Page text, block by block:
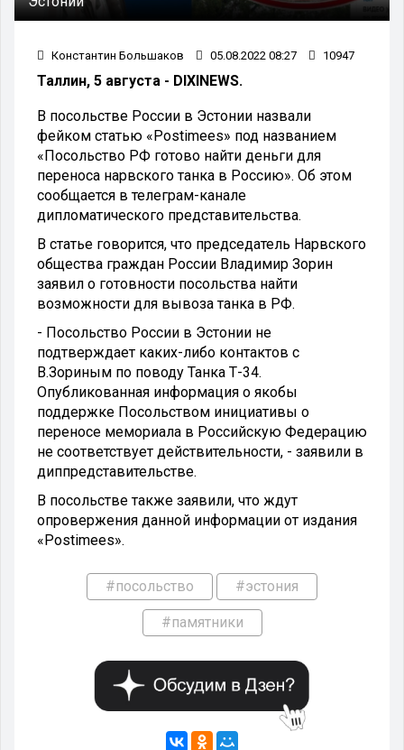
Константин Большаков 05.08.2022 08:27 10947
Таллин, 5 августа - DIXINEWS.
В посольстве России в Эстонии назвали
фейком статью «Postimees» под названием
«Посольство РФ готово найти деньги для
переноса нарвского танка в Россию». Об этом
сообщается в телеграм-канале
дипломатического представительства.
В статье говорится, что председатель Нарвского
общества граждан России Владимир Зорин
заявил о готовности посольства найти
возможности для вывоза танка в РФ.
- Посольство России в Эстонии не
подтверждает каких-либо контактов с
В.Зориным по поводу Танка Т-34.
Опубликованная информация о якобы
поддержке Посольством инициативы о
переносе мемориала в Российскую Федерацию
не соответствует действительности, - заявили в
диппредставительстве.
В посольстве также заявили, что ждут
опровержения данной информации от издания
«Postimees».
#посольство #эстония
#памятники